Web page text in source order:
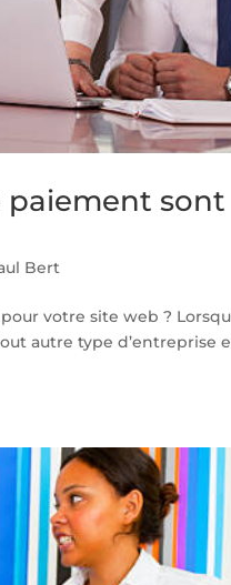
paiement sont
Bert
votre site web ?
autre type d’entreprise